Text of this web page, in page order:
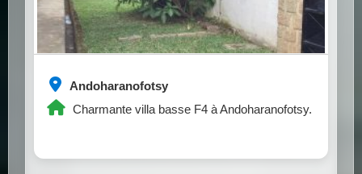
Andoharanofotsy
Charmante villa basse F4 à Andoharanofotsy.